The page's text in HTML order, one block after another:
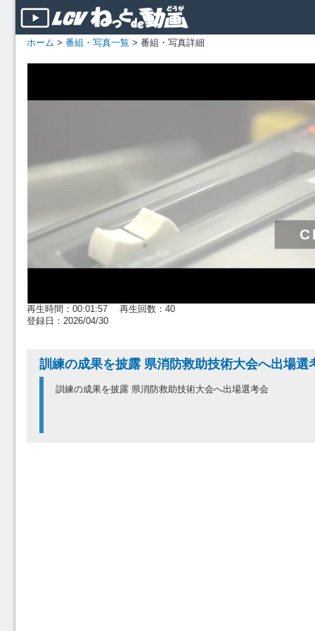
ホーム > 番組・写真一覧 > 番組・写真詳細
再生時間：00:01:57 再生回数：40
登録日：2026/04/30
訓練の成果を披露 県消防救助技術大会へ出場選
訓練の成果を披露 県消防救助技術大会へ出場選考会